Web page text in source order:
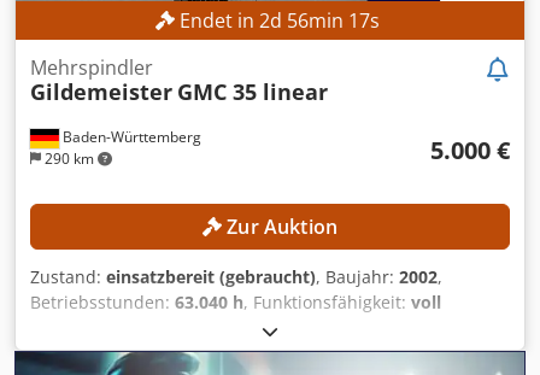
Endet in 2d 56min 15s
Baden-Württemberg
290 km
Mehrspindler
Gildemeister GMC 35 linear
5.000 €
Zur Auktion
Zustand: einsatzbereit (gebraucht), Baujahr: 2002,
Betriebsstunden: 63.040 h, Funktionsfähigkeit: voll
, Kein Mindestpreis - garantierter Verkauf
zum höchsten Gebot! TECHNISCHE DETAILS